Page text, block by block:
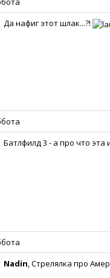
Да нафиг этот шлак...?!
Батлфилд 3 - а про что эта
Nadin, Стрелялка про